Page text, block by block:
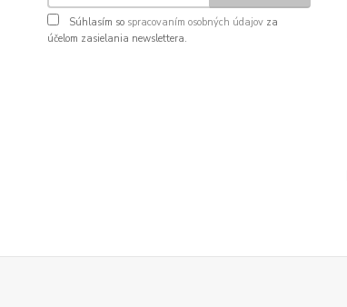
Súhlasím so spracovaním osobných údajov za
účelom zasielania newslettera.